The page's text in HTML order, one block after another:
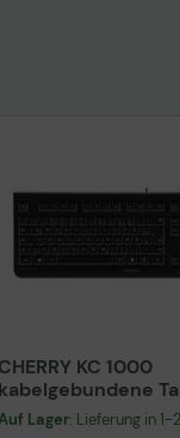
CHERRY KC 1000
kabelgebundene
QWERTZ DE -
Lager: Lieferung in